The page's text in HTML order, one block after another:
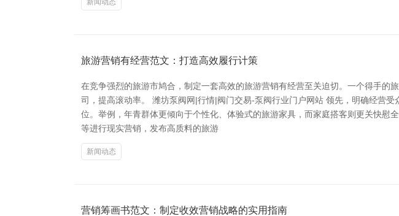
旅游营销有经营范文：打造高效履行计策
在竞争强烈的旅游市鸠合，制定一套高效的旅游营销有经营至关迫切。一个得手
司，提高滚动率。 潍坊泵阀网|行情|阀门交易-泵阀行业门户网站 领先，明确经营
位。举例，年青群体更倾向于个性化、体验式的旅游家具，而家庭搭客则更关快
等进行现实营销，发布高质料的旅游
新闻动态
营销筹画书范文：制定收效营销战略的实用指南